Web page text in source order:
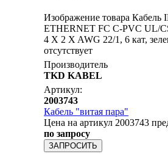
Изображение товара Кабель
ETHERNET FC C-PVC UL/
4 X 2 X AWG 22/1, 6 кат,
отсутствует
Производитель
TKD KABEL
Артикул:
2003743
Кабель "витая пара"
Цена на артикул 2003743
по запросу
ЗАПРОСИТЬ